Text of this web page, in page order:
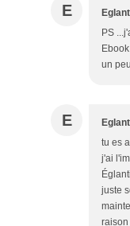
E
PS
un
E
tu es
j'ai
juste